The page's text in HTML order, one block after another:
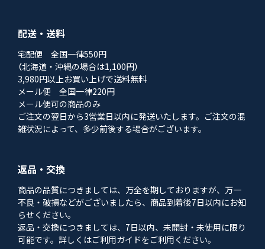
配送・送料
宅配便 全国一律550円
（北海道・沖縄の場合は1,100円）
3,980円以上お買い上げで送料無料
メール便 全国一律220円
メール便可の商品のみ
ご注文の翌日から3営業日以内に発送いたします。ご注文の混
雑状況によって、多少前後する場合がございます。
返品・交換
商品の品質につきましては、万全を期しておりますが、万一
不良・破損などがございましたら、商品到着後7日以内にお知
らせください。
返品・交換につきましては、7日以内、未開封・未使用に限り
可能です。詳しくはご利用ガイドをご利用ください。